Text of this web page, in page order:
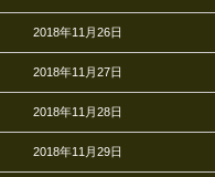
2018年11月26日
2018年11月27日
2018年11月28日
2018年11月29日